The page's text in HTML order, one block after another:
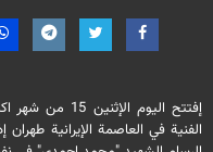
إفتتح اليوم
الفنية في العاصمة الإيرانية